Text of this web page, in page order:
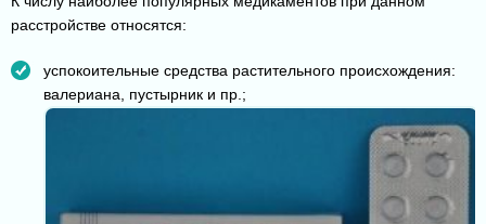
расстройстве относятся:
успокоительные средства растительного происхождения:
валериана, пустырник и пр.;